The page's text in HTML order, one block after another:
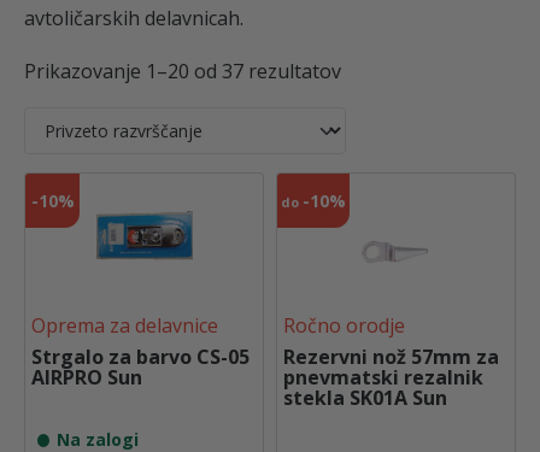
avtoličarskih delavnicah.
Prikazovanje 1–20 od 37 rezultatov
-10%
Oprema za delavnice
Strgalo za barvo CS-05
AIRPRO Sun
Na zalogi
do -10%
Ročno orodje
Rezervni nož 57mm za
pnevmatski rezalnik
stekla SK01A Sun